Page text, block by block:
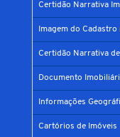
Certidão Narrativa
Imagem do
Certidão Narrativa
Documento
Informações
Cartórios de Imóveis